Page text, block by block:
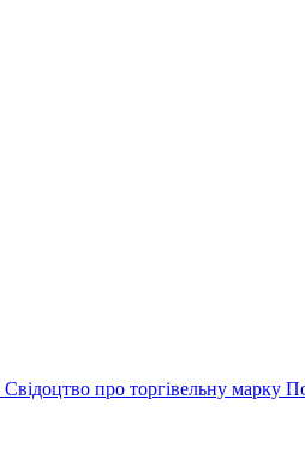
Свідоцтво про торгівельну марку